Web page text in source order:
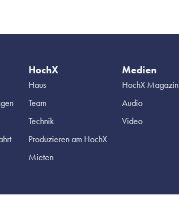
HochX
Haus
Team
Technik
Produzieren am HochX
Mieten
Medien
HochX Magazin
Audio
Video